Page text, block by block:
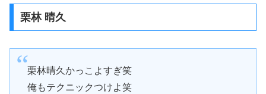
栗林 晴久
栗林晴久かっこよすぎ笑
俺もテクニックつけよ笑